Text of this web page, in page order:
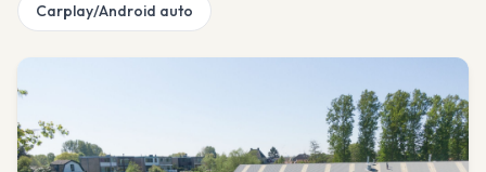
Carplay/Android auto